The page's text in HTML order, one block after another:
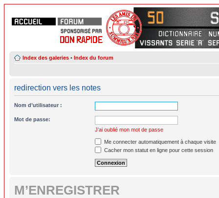
Index des galeries • Index du forum
redirection vers les notes
Nom d’utilisateur :
Mot de passe:
J’ai oublié mon mot de passe
Me connecter automatiquement à chaque visite
Cacher mon statut en ligne pour cette session
M’ENREGISTRER